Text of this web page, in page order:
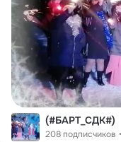
(#БАРТ_СДК#)
208 подписчиков